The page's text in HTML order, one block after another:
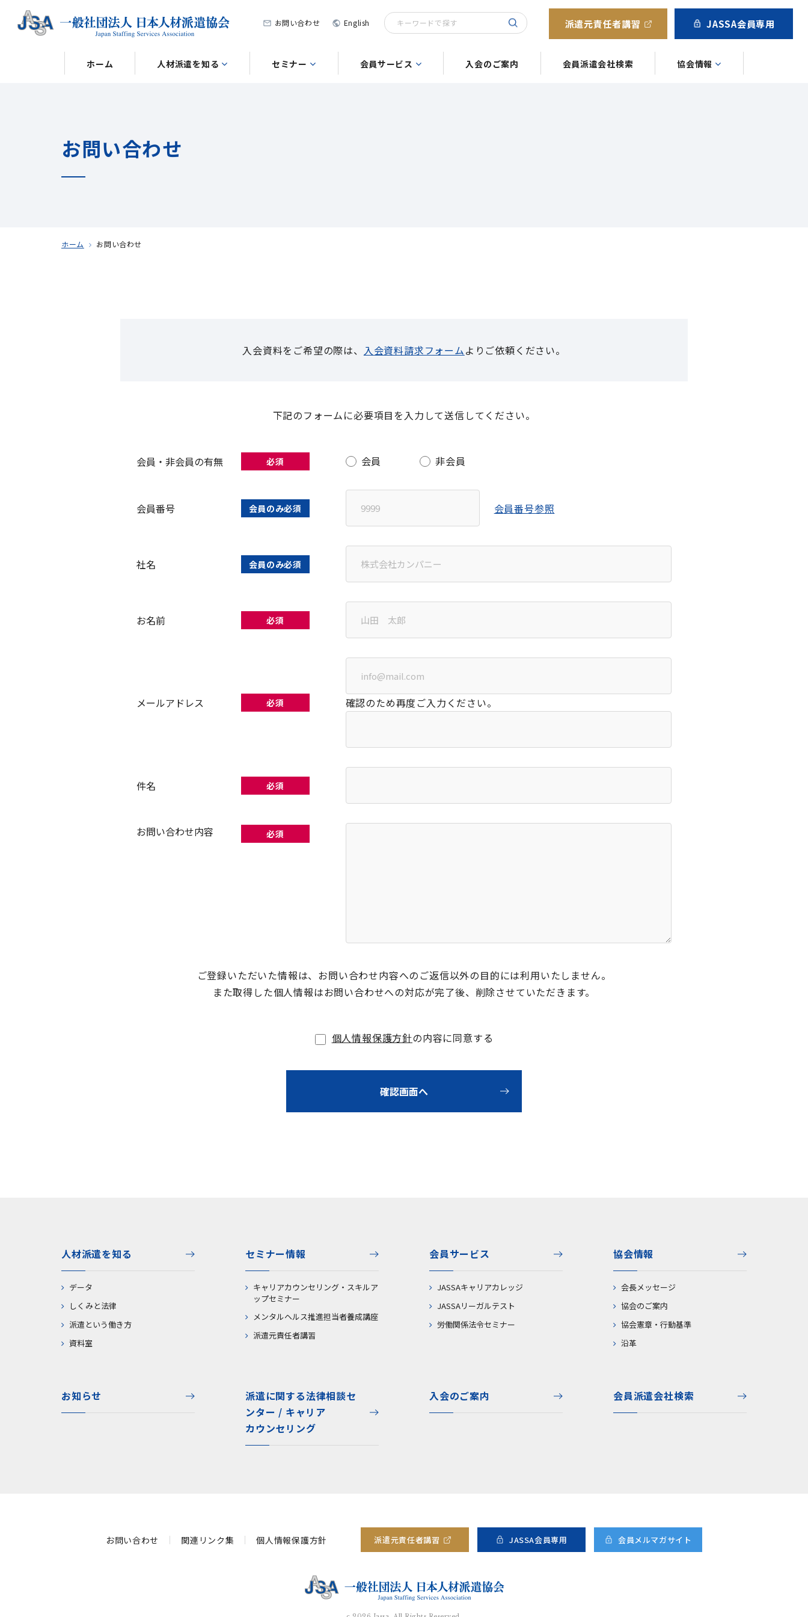
お問い合わせ English 派遣元責任者講習 JASSA会員専用
ホーム 人材派遣を知る セミナー 会員サービス 入会のご案内 会員派遣会社検索 協会情報
お問い合わせ
ホーム お問い合わせ
入会資料をご希望の際は、 入会資料請求フォームよりご依頼ください。
下記のフォームに必要項目を入力して送信してください。
会員・非会員の有無 必須 会員 非会員
会員番号 会員のみ必須 会員番号参照
社名 会員のみ必須
お名前 必須
メールアドレス 必須 確認のため再度ご入力ください。
件名 必須
お問い合わせ内容 必須
ご登録いただいた情報は、お問い合わせ内容へのご返信以外の目的には利用いたしません。
また取得した個人情報はお問い合わせへの対応が完了後、削除させていただきます。
個人情報保護方針の内容に同意する
確認画面へ
人材派遣を知る
データ
しくみと法律
派遣という働き方
資料室
セミナー情報
キャリアカウンセリング・スキルア
ップセミナー
メンタルヘルス推進担当者養成講座
派遣元責任者講習
会員サービス
JASSAキャリアカレッジ
JASSAリーガルテスト
労働関係法令セミナー
協会情報
会長メッセージ
協会のご案内
協会憲章・行動基準
沿革
お知らせ
派遣に関する法律相談セ
ンター / キャリア
カウンセリング
入会のご案内 会員派遣会社検索
お問い合わせ 関連リンク集 個人情報保護方針 派遣元責任者講習 JASSA会員専用 会員メルマガサイト